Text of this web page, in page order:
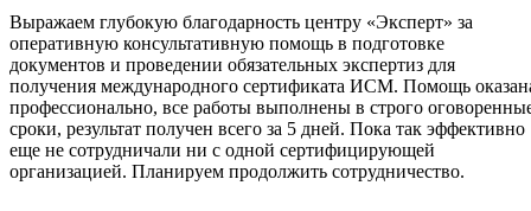
Выражаем глубокую благодарность центру «Эксперт» за
оперативную консультативную помощь в подготовке
документов и проведении обязательных экспертиз для
получения международного сертификата ИСМ. Помощь
профессионально, все работы выполнены в строго
сроки, результат получен всего за 5 дней. Пока так эффективно
еще не сотрудничали ни с одной сертифицирующей
организацией. Планируем продолжить сотрудничество.